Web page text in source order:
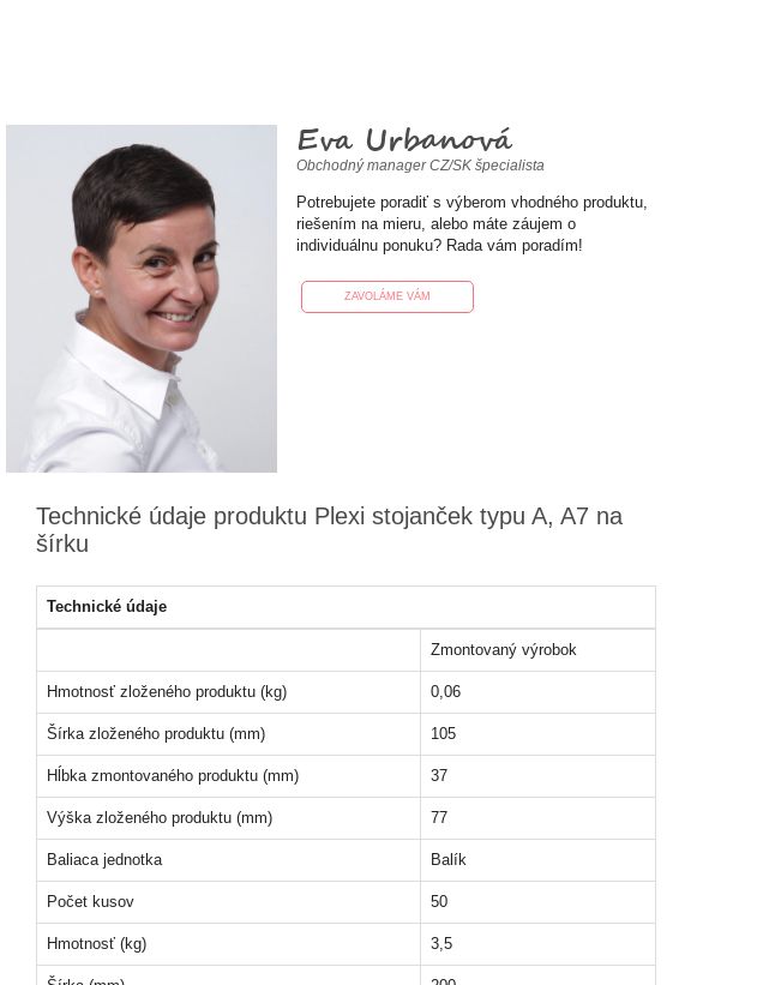
Eva Urbanová
Obchodný manager CZ/SK špecialista
Potrebujete poradiť s výberom vhodného produktu,
riešením na mieru, alebo máte záujem o
individuálnu ponuku? Rada vám poradím!
ZAVOLÁME VÁM
Technické údaje produktu Plexi stojanček typu A, A7 na
šírku
Technické údaje
Zmontovaný výrobok
Hmotnosť zloženého produktu (kg) 0,06
Šírka zloženého produktu (mm) 105
Hĺbka zmontovaného produktu (mm) 37
Výška zloženého produktu (mm) 77
Baliaca jednotka Balík
Počet kusov 50
Hmotnosť (kg) 3,5